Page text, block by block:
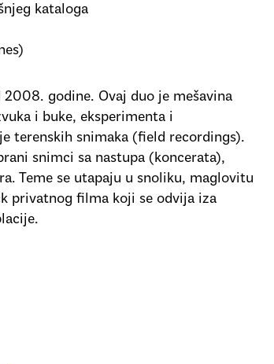
kataloga
godine. Ovaj duo je mešavina
i buke, eksperimenta i
terenskih snimaka (field recordings).
snimci sa nastupa (koncerata),
Teme se utapaju u snoliku, maglovitu
privatnog filma koji se odvija iza